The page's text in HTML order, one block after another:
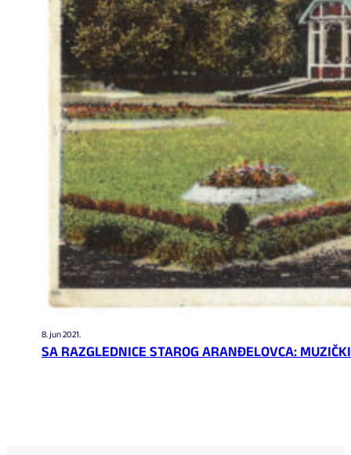
8. jun 2021.
SA RAZGLEDNICE STAROG ARANĐELOVCA: